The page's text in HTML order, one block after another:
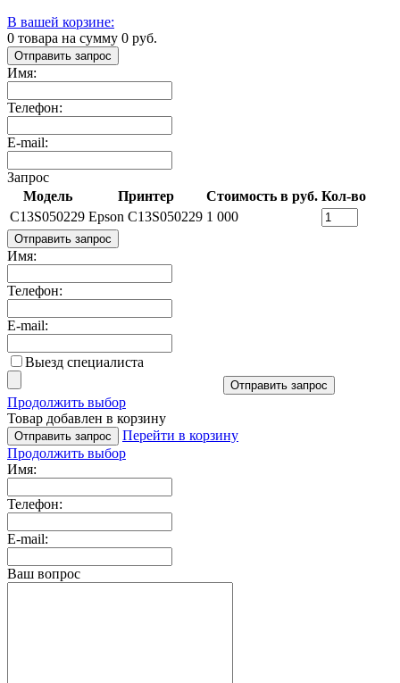
В вашей корзине:
0 товара на сумму 0 руб.
Отправить запрос
Имя:
Телефон:
E-mail:
Запрос
Модель
Принтер Стоимость в руб. Кол-во
C13S050229 Epson C13S050229 1 000
Отправить запрос
Имя:
Телефон:
E-mail:
Выезд специалиста
Отправить запрос
Продолжить выбор
Товар добавлен в корзину
Отправить запрос
Перейти в корзину
Продолжить выбор
Имя:
Телефон:
E-mail:
Ваш вопрос